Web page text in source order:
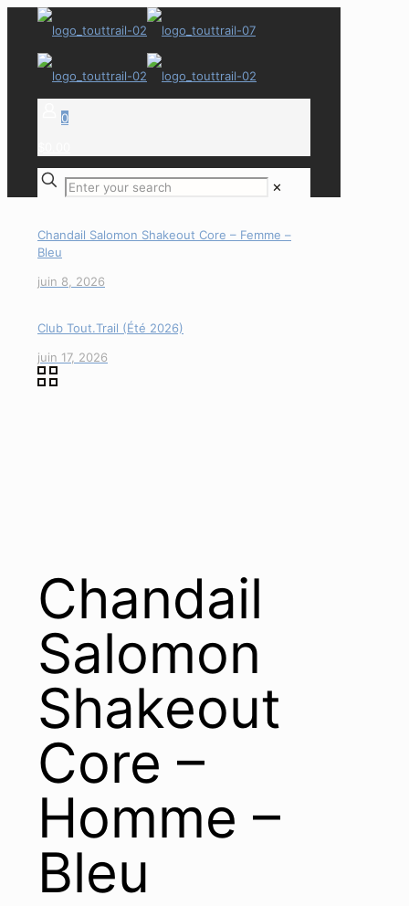
0
✕
Chandail Salomon Shakeout Core – Femme –
Bleu
juin 8, 2026
Club Tout.Trail (Été 2026)
juin 17, 2026
Chandail
Salomon
Shakeout
Core –
Homme –
Bleu